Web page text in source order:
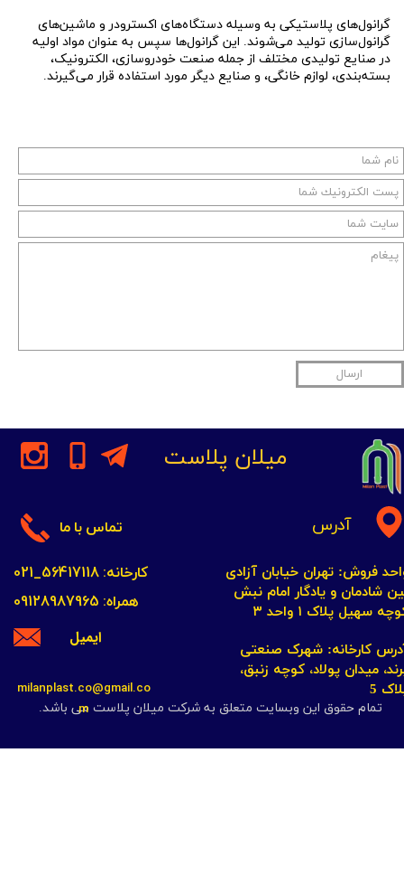
گرانول‌های پلاستیکی به وسیله دستگاه‌های اکسترودر و ماشین‌های
گرانول‌سازی تولید می‌شوند. این گرانول‌ها سپس به عنوان مواد اولیه
در صنایع تولیدی مختلف از جمله صنعت خودروسازی، الکترونیک،
بسته‌بندی، لوازم خانگی، و صنایع دیگر مورد استفاده قرار می‌گیرند.
ارسال
تمام حقوق این وبسایت متعلق به شرکت میلان پلاست می باشد.
تماس با ما
میلان پلاست
کارخانه: 56417118_021
همراه: 09128987965
آدرس
فروش: تهران خیابان آزادی
شادمان و یادگار امام نبش
سهیل پلاک ۱ واحد ۳​​​​​​​
کارخانه: شهرک صنعتی
میدان پولاد، کوچه زنبق،
5
ایمیل
milanplast.co@gmail.co
m